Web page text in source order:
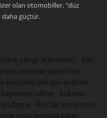
olan otomobiller, "düz
daha güçtür.
çilingir hizmetleri. - Kilit
anahtar yapımı her
sıfırdan anahtar
silme - Bulunan
- Kontak arızatamiri
yada bagajda kalan